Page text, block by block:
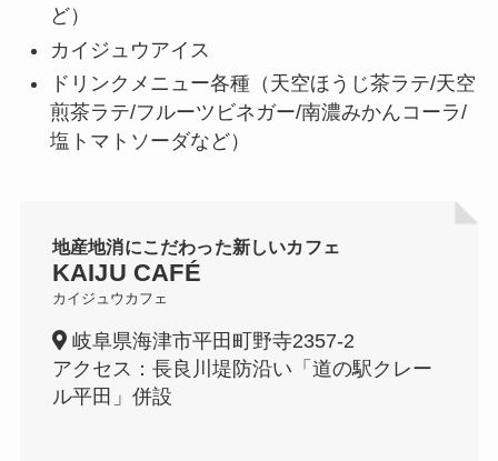
ど）
カイジュウアイス
ドリンクメニュー各種（天空ほうじ茶ラテ/天空
煎茶ラテ/フルーツビネガー/南濃みかんコーラ/
塩トマトソーダなど）
地産地消にこだわった新しいカフェ
KAIJU CAFÉ
カイジュウカフェ
岐阜県海津市平田町野寺2357-2
アクセス：長良川堤防沿い「道の駅クレー
ル平田」併設